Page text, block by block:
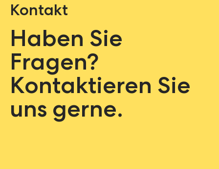
Kontakt
Haben Sie
Fragen?
Kontaktieren Sie
uns gerne.